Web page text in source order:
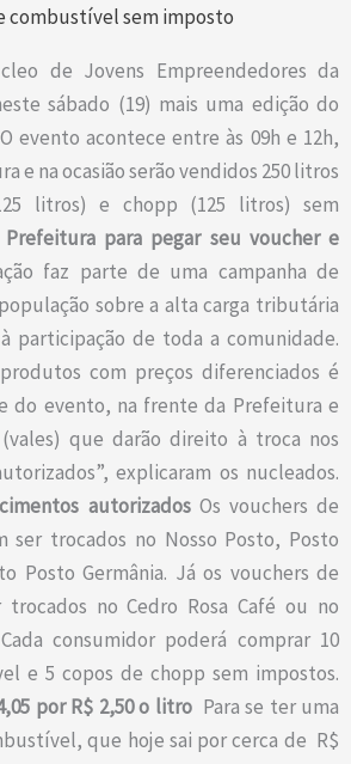
combustível sem imposto
de Jovens Empreendedores da
sábado (19) mais uma edição do
O evento acontece entre às 09h e 12h,
e na ocasião serão vendidos 250 litros
litros) e chopp (125 litros) sem
Prefeitura para pegar seu voucher e
faz parte de uma campanha de
sobre a alta carga tributária
participação de toda a comunidade.
com preços diferenciados é
do evento, na frente da Prefeitura e
que darão direito à troca nos
explicaram os nucleados.
autorizados Os vouchers de
ser trocados no Nosso Posto, Posto
Posto Germânia. Já os vouchers de
no Cedro Rosa Café ou no
Cada consumidor poderá comprar 10
e 5 copos de chopp sem impostos.
por R$ 2,50 o litro Para se ter uma
que hoje sai por cerca de R$